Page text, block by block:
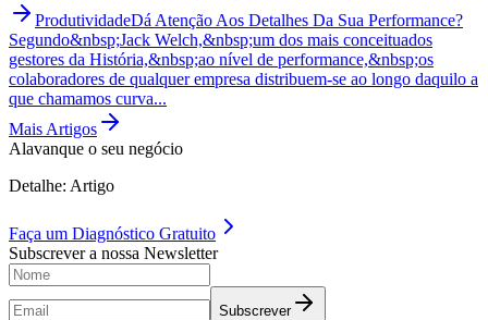
ProdutividadeDá Atenção Aos Detalhes Da Sua Performance?
Segundo&nbsp;Jack Welch,&nbsp;um dos mais conceituados
gestores da História,&nbsp;ao nível de performance,&nbsp;os
colaboradores de qualquer empresa distribuem-se ao longo daquilo a
que chamamos curva...
Mais Artigos
Alavanque o seu negócio
Detalhe: Artigo
Faça um Diagnóstico Gratuito
Subscrever a nossa Newsletter
Subscrever